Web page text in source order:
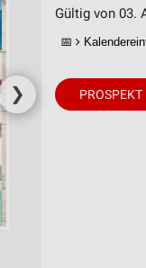
❯
Gültig von 03.
📅